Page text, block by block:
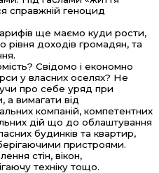
справжній геноцид
ще маємо куди рости,
рівня доходів громадян, та
Свідомо і економно
у власних оселях? Не
про себе уряд при
а вимагати від
компаній, компетентних
дій що до облаштування
будинків та квартир,
пристроями.
стін, вікон,
техніку тощо.